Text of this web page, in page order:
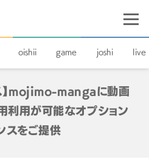
oishii game joshi live
】mojimo-mangaに動画
利用が可能なオプション
スをご提供